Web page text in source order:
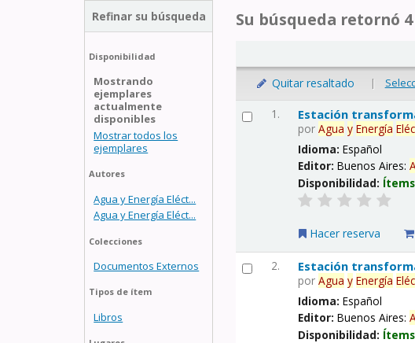
Refinar su búsqueda
Disponibilidad
Mostrando
ejemplares
actualmente
disponibles
Mostrar todos los
ejemplares
Autores
Agua y Energía Eléct...
Agua y Energía Eléct...
Colecciones
Documentos Externos
Tipos de ítem
Libros
Su búsqueda retornó
Quitar resaltado |
1. Estación
porAgua y Energía
Idioma:Español
Editor:Buenos Aires:
Disponibilidad:
Hacer reserva
2. Estación
porAgua y Energía
Idioma:Español
Editor:Buenos Aires:
Disponibilidad: